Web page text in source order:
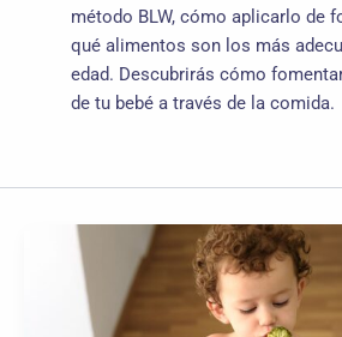
método BLW, cómo aplicarlo de
qué alimentos son los más
edad. Descubrirás cómo
de tu bebé a través de la comida.
El
método
de
blw